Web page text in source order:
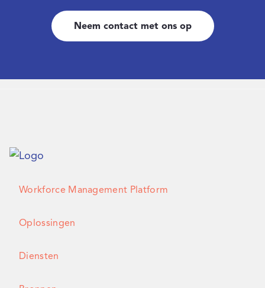
Neem contact met ons op
Workforce Management Platform
Oplossingen
Diensten